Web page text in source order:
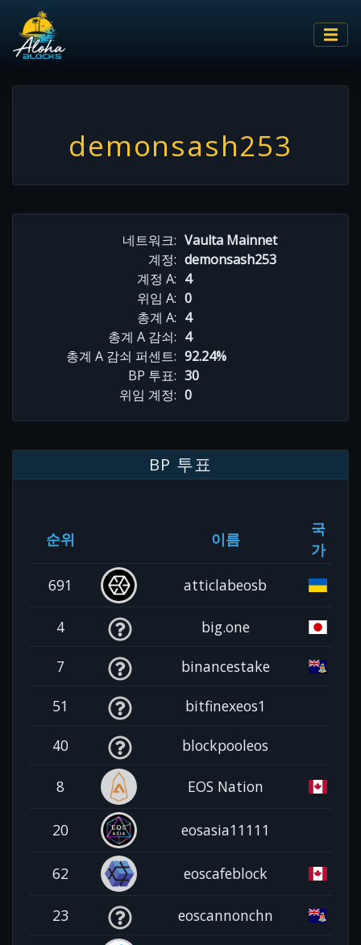
demonsash253
네트워크: Vaulta Mainnet
계정: demonsash253
계정 A: 4
위임 A: 0
총계 A: 4
총계 A 감쇠: 4
총계 A 감쇠 퍼센트: 92.24%
BP 투표: 30
위임 계정: 0
BP 투표
순위 이름
국
가
691
atticlabeosb
4 big.one
7 binancestake
51 bitfinexeos1
40 blockpooleos
8 EOS Nation
20 eosasia11111
62 eoscafeblock
23 eoscannonchn